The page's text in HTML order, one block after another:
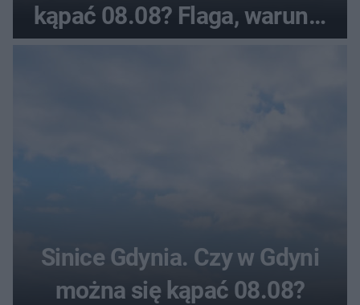
kąpać 08.08? Flaga, warunki
pogodowe
Sinice Gdynia. Czy w Gdyni
można się kąpać 08.08?